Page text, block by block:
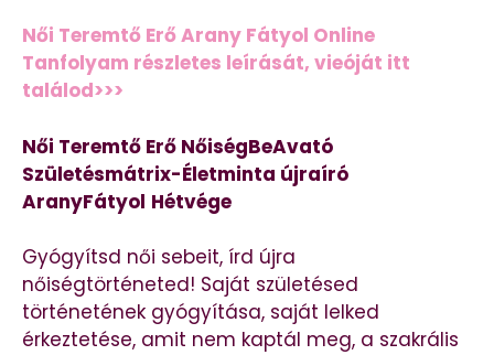
Női Teremtő Erő Arany Fátyol Online
Tanfolyam részletes leírását, vieóját itt
találod>>>
Női Teremtő Erő NőiségBeAvató
Születésmátrix-Életminta újraíró
AranyFátyol Hétvége
Gyógyítsd női sebeit, írd újra
nőiségtörténeted! Saját születésed
történetének gyógyítása, saját lelked
érkeztetése, amit nem kaptál meg, a szakrális